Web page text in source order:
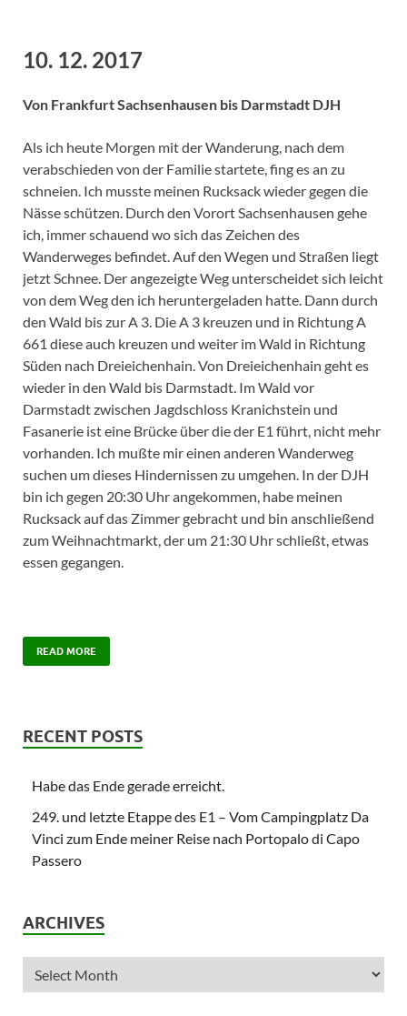
10. 12. 2017
Von Frankfurt Sachsenhausen bis Darmstadt DJH
Als ich heute Morgen mit der Wanderung, nach dem
verabschieden von der Familie startete, fing es an zu
schneien. Ich musste meinen Rucksack wieder gegen die
Nässe schützen. Durch den Vorort Sachsenhausen gehe
ich, immer schauend wo sich das Zeichen des
Wanderweges befindet. Auf den Wegen und Straßen liegt
jetzt Schnee. Der angezeigte Weg unterscheidet sich leicht
von dem Weg den ich heruntergeladen hatte. Dann durch
den Wald bis zur A 3. Die A 3 kreuzen und in Richtung A
661 diese auch kreuzen und weiter im Wald in Richtung
Süden nach Dreieichenhain. Von Dreieichenhain geht es
wieder in den Wald bis Darmstadt. Im Wald vor
Darmstadt zwischen Jagdschloss Kranichstein und
Fasanerie ist eine Brücke über die der E1 führt, nicht mehr
vorhanden. Ich mußte mir einen anderen Wanderweg
suchen um dieses Hindernissen zu umgehen. In der DJH
bin ich gegen 20:30 Uhr angekommen, habe meinen
Rucksack auf das Zimmer gebracht und bin anschließend
zum Weihnachtmarkt, der um 21:30 Uhr schließt, etwas
essen gegangen.
READ MORE
RECENT POSTS
Habe das Ende gerade erreicht.
249. und letzte Etappe des E1 – Vom Campingplatz Da
Vinci zum Ende meiner Reise nach Portopalo di Capo
Passero
ARCHIVES